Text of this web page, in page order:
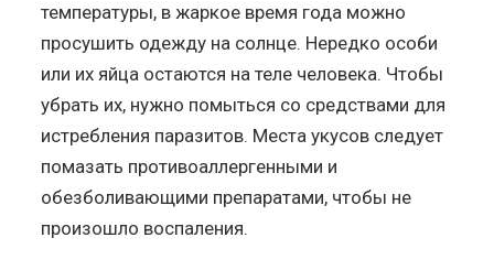
температуры, в жаркое время года можно
просушить одежду на солнце. Нередко особи
или их яйца остаются на теле человека. Чтобы
убрать их, нужно помыться со средствами для
истребления паразитов. Места укусов следует
помазать противоаллергенными и
обезболивающими препаратами, чтобы не
произошло воспаления.